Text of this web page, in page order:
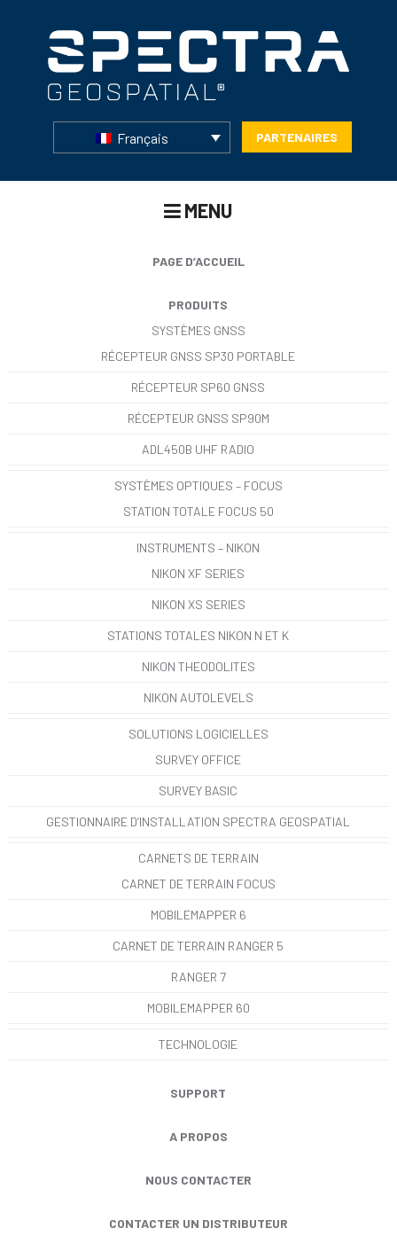
Français PARTENAIRES
MENU
PAGE D’ACCUEIL
PRODUITS
SYSTÈMES GNSS
RÉCEPTEUR GNSS SP30 PORTABLE
RÉCEPTEUR SP60 GNSS
RÉCEPTEUR GNSS SP90M
ADL450B UHF RADIO
SYSTÈMES OPTIQUES – FOCUS
STATION TOTALE FOCUS 50
INSTRUMENTS – NIKON
NIKON XF SERIES
NIKON XS SERIES
STATIONS TOTALES NIKON N ET K
NIKON THEODOLITES
NIKON AUTOLEVELS
SOLUTIONS LOGICIELLES
SURVEY OFFICE
SURVEY BASIC
GESTIONNAIRE D’INSTALLATION SPECTRA GEOSPATIAL
CARNETS DE TERRAIN
CARNET DE TERRAIN FOCUS
MOBILEMAPPER 6
CARNET DE TERRAIN RANGER 5
RANGER 7
MOBILEMAPPER 60
TECHNOLOGIE
SUPPORT
A PROPOS
NOUS CONTACTER
CONTACTER UN DISTRIBUTEUR